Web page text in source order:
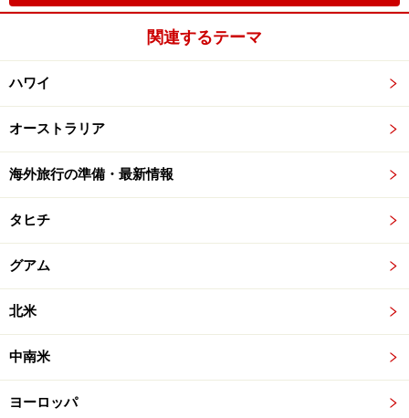
関連するテーマ
ハワイ
オーストラリア
海外旅行の準備・最新情報
タヒチ
グアム
北米
中南米
ヨーロッパ